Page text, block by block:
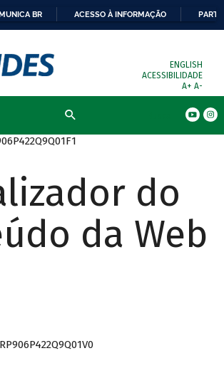
BR ACESSO À INFORMAÇÃO
ENGLISH
ACESSIBILIDADE
A+ A-
do
da Web